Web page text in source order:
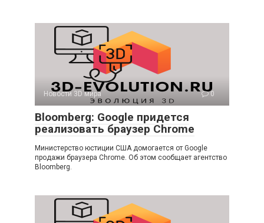
Новости 3D мира 0
Bloomberg: Google придется
реализовать браузер Chrome
Министерство юстиции США домогается от Google
продажи браузера Chrome. Об этом сообщает агентство
Bloomberg.